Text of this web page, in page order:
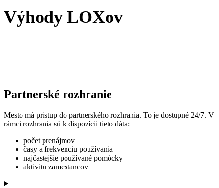
Výhody LOXov
Partnerské rozhranie
Mesto má prístup do partnerského rozhrania. To je dostupné 24/7. V
rámci rozhrania sú k dispozícii tieto dáta:
počet prenájmov
časy a frekvenciu používania
najčastejšie používané pomôcky
aktivitu zamestancov